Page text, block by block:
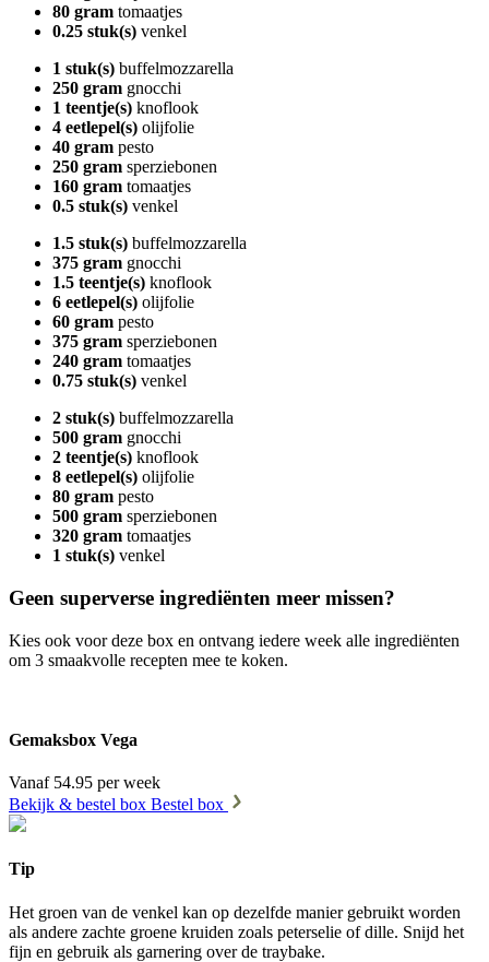
80 gram tomaatjes
0.25 stuk(s) venkel
1 stuk(s) buffelmozzarella
250 gram gnocchi
1 teentje(s) knoflook
4 eetlepel(s) olijfolie
40 gram pesto
250 gram sperziebonen
160 gram tomaatjes
0.5 stuk(s) venkel
1.5 stuk(s) buffelmozzarella
375 gram gnocchi
1.5 teentje(s) knoflook
6 eetlepel(s) olijfolie
60 gram pesto
375 gram sperziebonen
240 gram tomaatjes
0.75 stuk(s) venkel
2 stuk(s) buffelmozzarella
500 gram gnocchi
2 teentje(s) knoflook
8 eetlepel(s) olijfolie
80 gram pesto
500 gram sperziebonen
320 gram tomaatjes
1 stuk(s) venkel
Geen superverse ingrediënten meer missen?
Kies ook voor deze box en ontvang iedere week alle ingrediënten
om 3 smaakvolle recepten mee te koken.
Gemaksbox Vega
Vanaf 54.95 per week
Bekijk & bestel box Bestel box
Tip
Het groen van de venkel kan op dezelfde manier gebruikt worden
als andere zachte groene kruiden zoals peterselie of dille. Snijd het
fijn en gebruik als garnering over de traybake.